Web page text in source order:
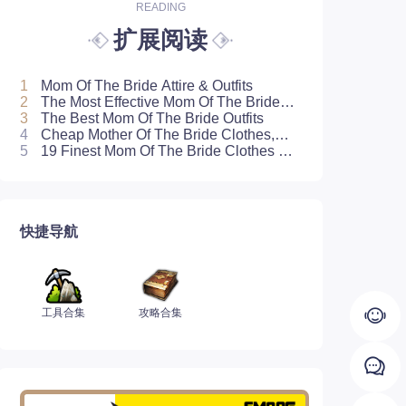
READING
扩展阅读
1
Mom Of The Bride Attire & Outfits
2
Outfits
3
The Best Mom Of The Bride Outfits
4
High Quality On Sale Now
5
快捷导航
工具合集 攻略合集